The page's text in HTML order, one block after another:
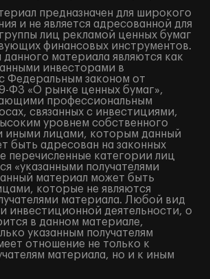
предназначен для широкого
и не является адресованной для
лиц рекламой ценных бумаг
финансовых инструментов.
данного материала являются как
инвесторами в
Федеральным законом от
ФЗ «О рынке ценных бумаг»,
профессиональным
связанных с инвестициями,
уровнем собственного
иными лицами, которым данный
быть адресован на законных
перечисленные категории лиц
«указанными получателями
материал может быть
которые не являются
материала. Любой вид
инвестиционной деятельности, о
в данном материале,
указанным получателям
отношение не только к
материала, но и к иным